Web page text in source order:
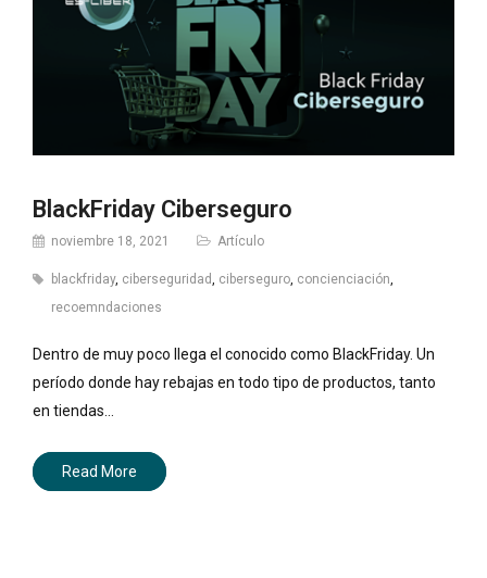
BlackFriday Ciberseguro
noviembre 18, 2021 Artículo
blackfriday, ciberseguridad, ciberseguro, concienciación,
recoemndaciones
Dentro de muy poco llega el conocido como BlackFriday. Un
período donde hay rebajas en todo tipo de productos, tanto
en tiendas…
Read More